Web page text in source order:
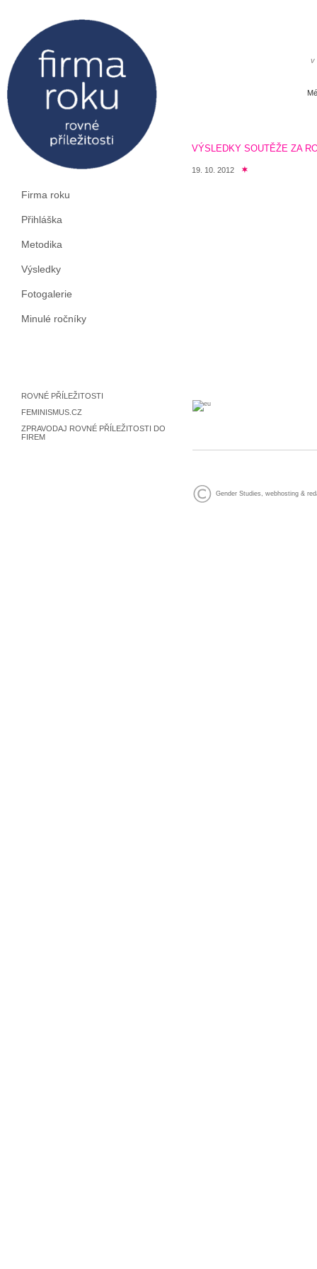
v
Firma roku
Přihláška
Metodika
Výsledky
Fotogalerie
Minulé ročníky
VÝSLEDKY SOUTĚŽE ZA
19. 10. 2012
ROVNÉ PŘÍLEŽITOSTI
FEMINISMUS.CZ
ZPRAVODAJ ROVNÉ PŘÍLEŽITOSTI DO
FIREM
Gender Studies, webhosting &